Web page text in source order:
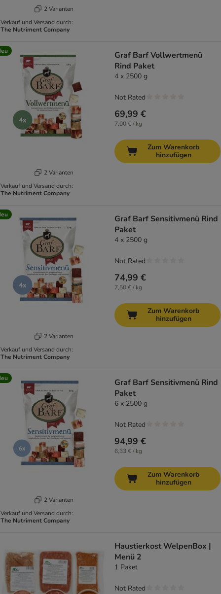
2 Varianten
Verkauf und Versand durch:
The Nutriment Company
2 Varianten
Verkauf und Versand durch:
The Nutriment Company
Graf Barf Vollwertmenü
Rind Paket
4 x 2500 g
69,99 €
7,00 € / kg
Not Rated
Zum Warenkorb
hinzufügen
2 Varianten
Verkauf und Versand durch:
The Nutriment Company
Graf Barf Sensitivmenü Rind
Paket
4 x 2500 g
74,99 €
7,50 € / kg
Not Rated
Zum Warenkorb
hinzufügen
2 Varianten
Verkauf und Versand durch:
The Nutriment Company
Graf Barf Sensitivmenü Rind
Paket
6 x 2500 g
94,99 €
6,33 € / kg
Not Rated
Zum Warenkorb
hinzufügen
Haustierkost WelpenBox |
Menü 2
1 Paket
Not Rated